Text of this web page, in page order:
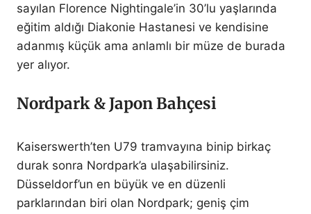
sayılan Florence Nightingale’in 30’lu yaşlarında
eğitim aldığı Diakonie Hastanesi ve kendisine
adanmış küçük ama anlamlı bir müze de burada
yer alıyor.
Nordpark & Japon Bahçesi
Kaiserswerth’ten U79 tramvayına binip birkaç
durak sonra Nordpark’a ulaşabilirsiniz.
Düsseldorf’un en büyük ve en düzenli
parklarından biri olan Nordpark; geniş çim